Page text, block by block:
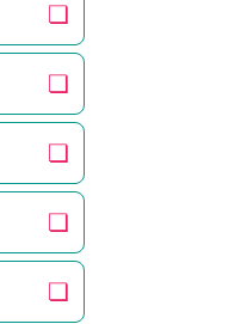
❏
❏
❏
❏
❏